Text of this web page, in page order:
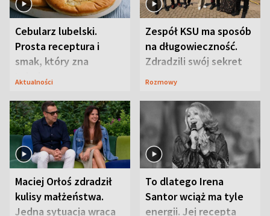
Cebularz lubelski.
Prosta receptura i
smak, który zna
Lubelszczyzna
Aktualności
Zespół KSU ma sposób
na długowieczność.
Zdradzili swój sekret
Rozmowy
Maciej Orłoś zdradził
kulisy małżeństwa.
Jedna sytuacja wraca
To dlatego Irena
Santor wciąż ma tyle
energii. Jej recepta